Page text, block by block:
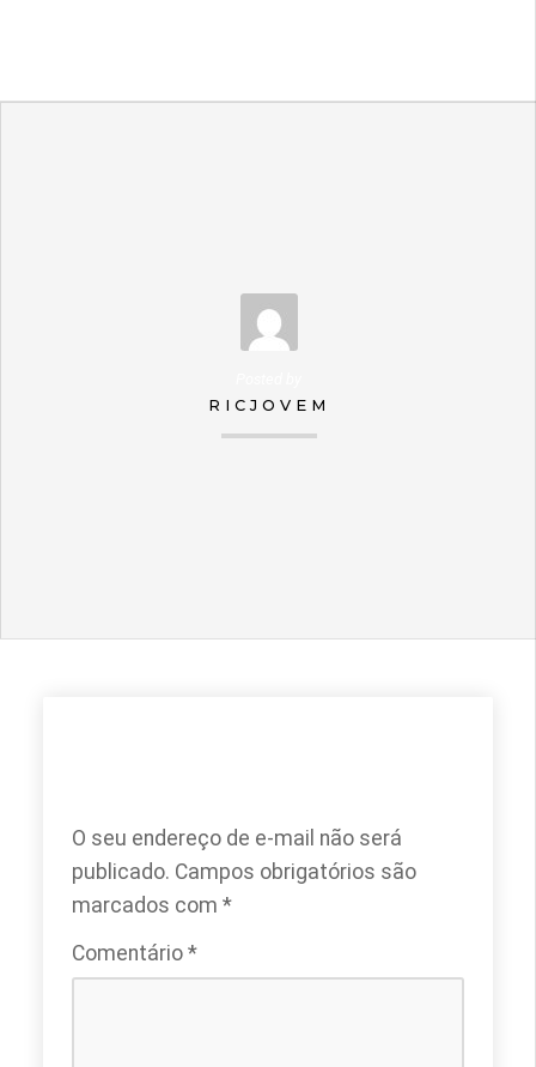
RICJOVEM
O seu endereço de e-mail não será
publicado. Campos obrigatórios são
marcados com *
Comentário *